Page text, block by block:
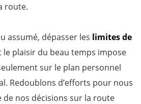
route.
assumé, dépasser les limites de
le plaisir du beau temps impose
sur le plan personnel
Redoublons d’efforts pour nous
de nos décisions sur la route